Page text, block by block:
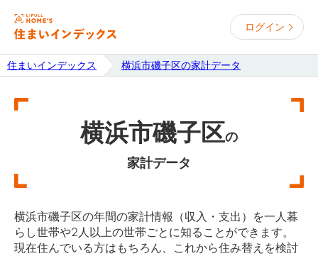
ログイン
住まいインデックス 横浜市磯子区の家計データ
横浜市磯子区の
家計データ
横浜市磯子区の年間の家計情報（収入・支出）を一人暮
らし世帯や2人以上の世帯ごとに知ることができます。
現在住んでいる方はもちろん、これから住み替えを検討